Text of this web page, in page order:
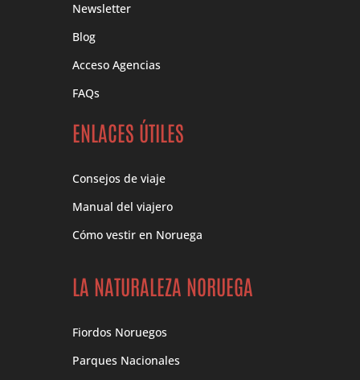
Newsletter
Blog
Acceso Agencias
FAQs
ENLACES ÚTILES
Consejos de viaje
Manual del viajero
Cómo vestir en Noruega
LA NATURALEZA NORUEGA
Fiordos Noruegos
Parques Nacionales